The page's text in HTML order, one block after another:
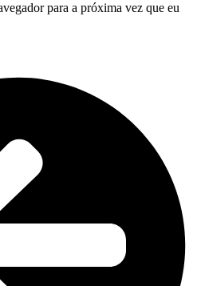
para a próxima vez que eu